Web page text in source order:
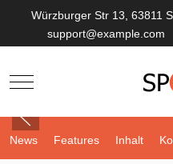
Würzburger Str 13, 63811
support@example.com
Mobile Menu Toggle
News Features Inhalt